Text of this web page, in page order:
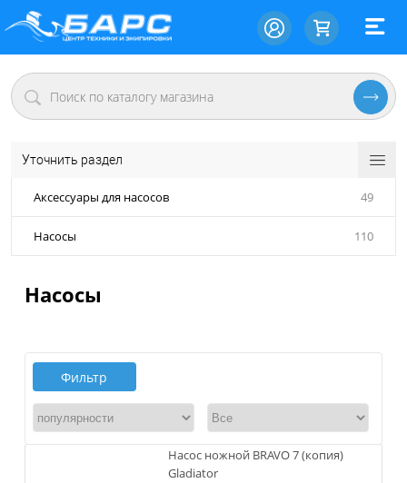
Уточнить раздел
Аксессуары для насосов 49
Насосы 110
Насосы
Фильтр
Насос ножной BRAVO 7 (копия)
Gladiator